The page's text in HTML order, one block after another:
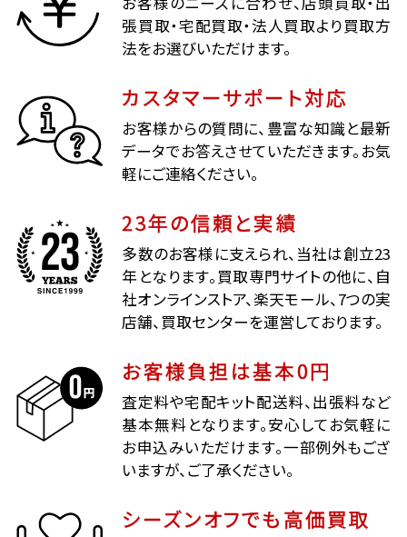
張買取・宅配買取・法人買取より買取方
法をお選びいただけます。
カスタマーサポート対応
お客様からの質問に、豊富な知識と最新
データでお答えさせていただきます。お気
軽にご連絡ください。
23年の信頼と実績
多数のお客様に支えられ、当社は創立23
年となります。買取専門サイトの他に、自
社オンラインストア、楽天モール、7つの実
店舗、買取センターを運営しております。
お客様負担は基本0円
査定料や宅配キット配送料、出張料など
基本無料となります。安心してお気軽に
お申込みいただけます。一部例外もござ
いますが、ご了承ください。
シーズンオフでも高価買取